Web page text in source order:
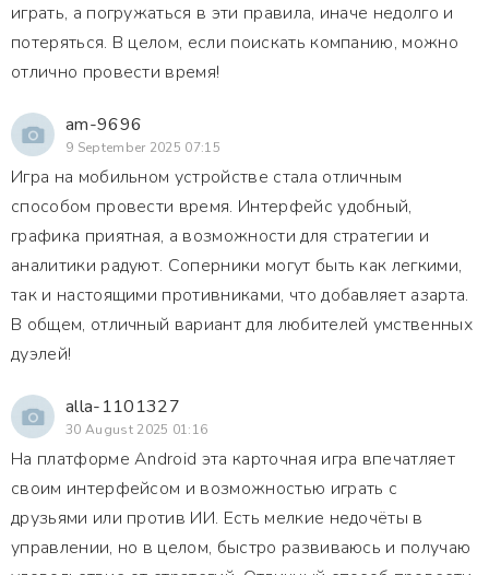
играть, а погружаться в эти правила, иначе недолго и
потеряться. В целом, если поискать компанию, можно
отлично провести время!
am-9696
9 September 2025 07:15
Игра на мобильном устройстве стала отличным
способом провести время. Интерфейс удобный,
графика приятная, а возможности для стратегии и
аналитики радуют. Соперники могут быть как легкими,
так и настоящими противниками, что добавляет азарта.
В общем, отличный вариант для любителей умственных
дуэлей!
alla-1101327
30 August 2025 01:16
На платформе Android эта карточная игра впечатляет
своим интерфейсом и возможностью играть с
друзьями или против ИИ. Есть мелкие недочёты в
управлении, но в целом, быстро развиваюсь и получаю